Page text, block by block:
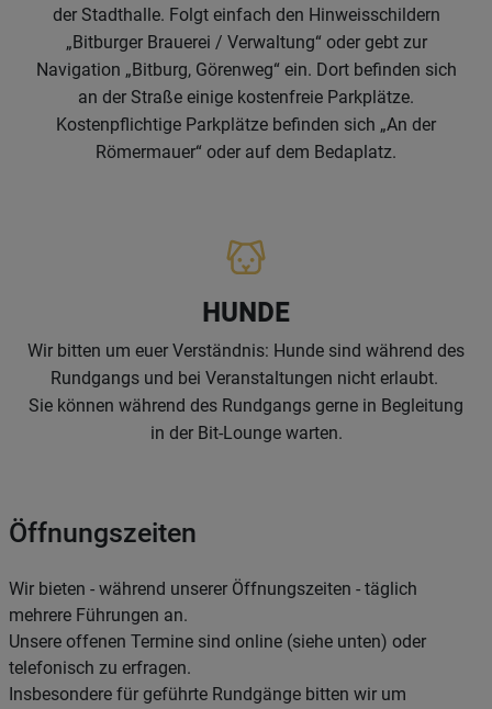
der Stadthalle. Folgt einfach den Hinweisschildern
„Bitburger Brauerei / Verwaltung“ oder gebt zur
Navigation „Bitburg, Görenweg“ ein. Dort befinden sich
an der Straße einige kostenfreie Parkplätze.
Kostenpflichtige Parkplätze befinden sich „An der
Römermauer“ oder auf dem Bedaplatz.
HUNDE
Wir bitten um euer Verständnis: Hunde sind während des
Rundgangs und bei Veranstaltungen nicht erlaubt.
Sie können während des Rundgangs gerne in Begleitung
in der Bit-Lounge warten.
Öffnungszeiten
Wir bieten - während unserer Öffnungszeiten - täglich
mehrere Führungen an.
Unsere offenen Termine sind online (siehe unten) oder
telefonisch zu erfragen.
Insbesondere für geführte Rundgänge bitten wir um